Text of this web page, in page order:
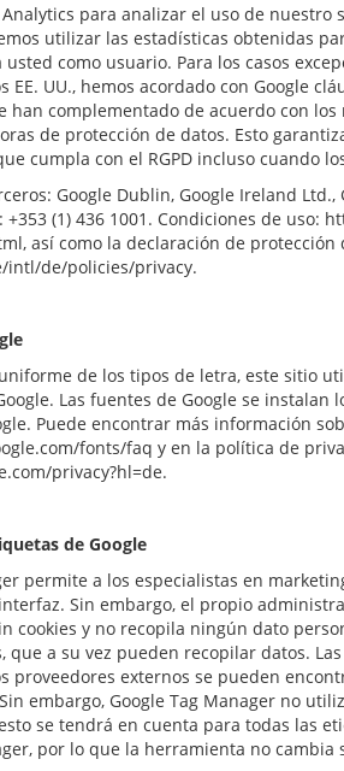
Analytics para analizar el uso de nuestro
utilizar las estadísticas obtenidas
como usuario. Para los casos
EE. UU., hemos acordado con Google
han complementado de acuerdo con
de protección de datos. Esto
cumpla con el RGPD incluso cuando
Google Dublin, Google Ireland Ltd.,
+353 (1) 436 1001. Condiciones de uso:
así como la declaración de protección
intl/de/policies/privacy.
de los tipos de letra, este sitio
Las fuentes de Google se instalan
Puede encontrar más información
fonts/faq y en la política de
privacy?hl=de.
de Google
permite a los especialistas en
Sin embargo, el propio
cookies y no recopila ningún dato
que a su vez pueden recopilar datos.
proveedores externos se pueden
embargo, Google Tag Manager no
se tendrá en cuenta para todas las
por lo que la herramienta no cambia